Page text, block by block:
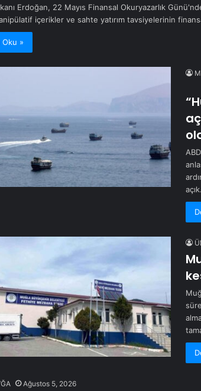
Erdoğan, 22 Mayıs Finansal Okuryazarlık
içerikler ve sahte yatırım tavsiyelerinin
Oku »
Ağustos 5, 2026